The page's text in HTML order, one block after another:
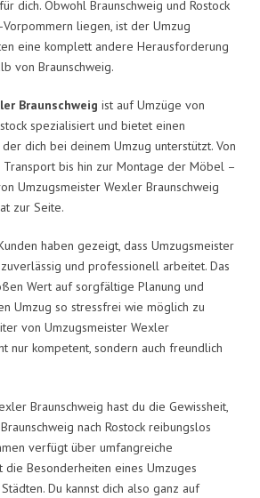
dich. Obwohl Braunschweig und Rostock
liegen, ist der Umzug
eine komplett andere Herausforderung
von Braunschweig.
Braunschweig ist auf Umzüge von
spezialisiert und bietet einen
dich bei deinem Umzug unterstützt. Von
bis hin zur Montage der Möbel –
Umzugsmeister Wexler Braunschweig
zur Seite.
haben gezeigt, dass Umzugsmeister
und professionell arbeitet. Das
Wert auf sorgfältige Planung und
Umzug so stressfrei wie möglich zu
von Umzugsmeister Wexler
nur kompetent, sondern auch freundlich
Braunschweig hast du die Gewissheit,
nach Rostock reibungslos
verfügt über umfangreiche
die Besonderheiten eines Umzuges
Du kannst dich also ganz auf